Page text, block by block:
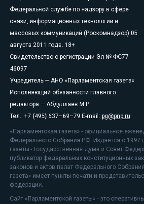
Федеральной службе по надзору в сфере
связи, информационных технологий и
массовых коммуникаций (Роскомнадзор) 05
августа 2011 года. 18+
Свидетельство о регистрации Эл № ФС77-
46097
Учредитель — АНО «Парламентская газета»
Исполняющий обязанности главного
редактора — Абдуллаев М.Р.
Тел.: +7 (495) 637–69–79 E-mail: pg@pnp.ru
«Парламентская газета» - официальное
Федерального Собрания РФ. Издается с 1997
газеты - Государственная Дума и Совет
публикатор федеральных конституционных
законов и актов палат Федерального
газета» имеет пункты печати и
федерации.
Сайт «Парламентской газеты» - это